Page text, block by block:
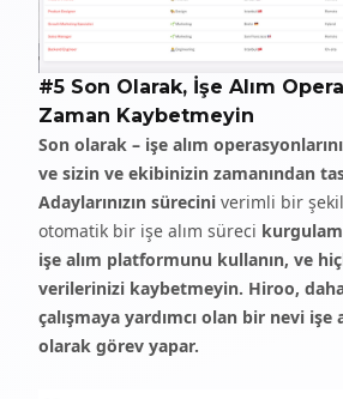
#5 Son Olarak, İşe Alım
Zaman Kaybetmeyin
Son olarak – işe alım
ve sizin ve ekibinizin zamanından
Adaylarınızın sürecini verimli bir
otomatik bir işe alım süreci
işe alım platformunu kullanın, ve
verilerinizi kaybetmeyin. Hiroo, daha
çalışmaya yardımcı olan bir nevi işe
olarak görev yapar.